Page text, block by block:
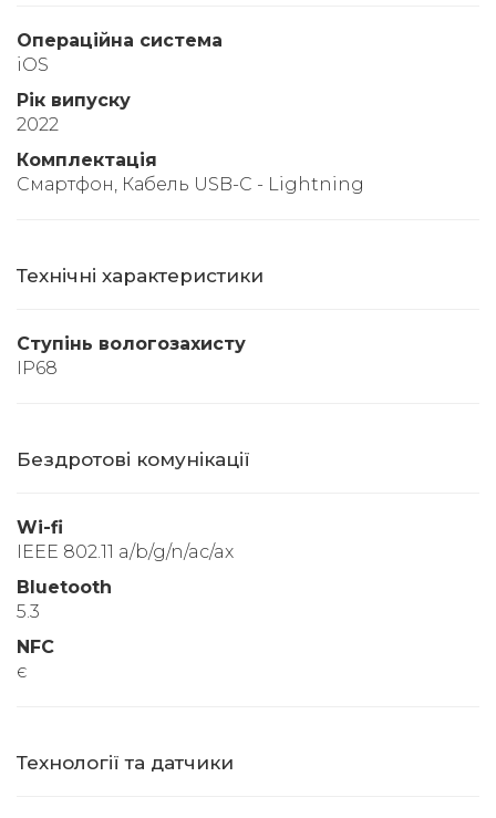
Операційна система
iOS
Рік випуску
2022
Комплектація
Смартфон, Кабель USB-C - Lightning
Технічні характеристики
Ступінь вологозахисту
IP68
Бездротові комунікації
Wi-fi
IEEE 802.11 a/b/g/n/ac/ax
Bluetooth
5.3
NFC
є
Технології та датчики